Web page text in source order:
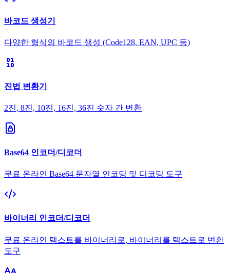
바코드 생성기
다양한 형식의 바코드 생성 (Code128, EAN, UPC 등)
진법 변환기
2진, 8진, 10진, 16진, 36진 숫자 간 변환
Base64 인코더/디코더
무료 온라인 Base64 문자열 인코딩 및 디코딩 도구
바이너리 인코더/디코더
무료 온라인 텍스트를 바이너리로, 바이너리를 텍스트로 변환
도구